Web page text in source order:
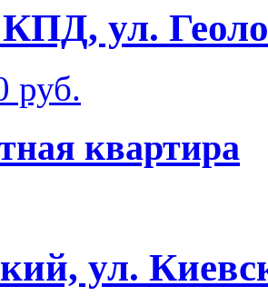
ул.
руб.
квартира
ул.